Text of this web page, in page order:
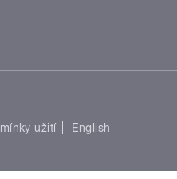
užití
English